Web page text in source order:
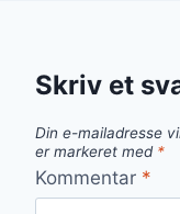
Skriv et
Din e-mailadresse
er markeret med *
Kommentar *